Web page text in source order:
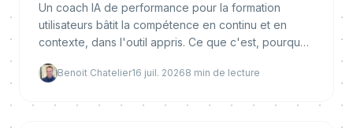
Un coach IA de performance pour la formation
utilisateurs bâtit la compétence en continu et en
contexte, dans l'outil appris. Ce que c'est, pourquoi
d'un LMS, et comment mesurer la vraie maîtrise.
Benoit Chatelier16 juil. 20268 min de lecture